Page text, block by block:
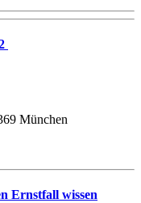
München
Ernstfall wissen